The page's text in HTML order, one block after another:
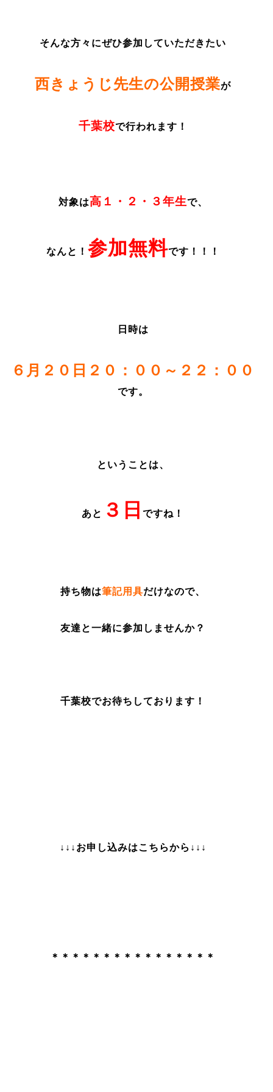
そんな方々にぜひ参加していただきたい
西きょうじ先生の公開授業が
千葉校で行われます！
対象は高１・２・３年生で、
なんと！ 参加無料です！！！
日時は
６月２０日２０：００～２２：００
です。
ということは、
あと ３日ですね！
持ち物は筆記用具だけなので、
友達と一緒に参加しませんか？
千葉校でお待ちしております！
↓↓↓お申し込みはこちらから↓↓↓
＊＊＊＊ ＊＊＊＊＊＊＊＊＊＊＊＊